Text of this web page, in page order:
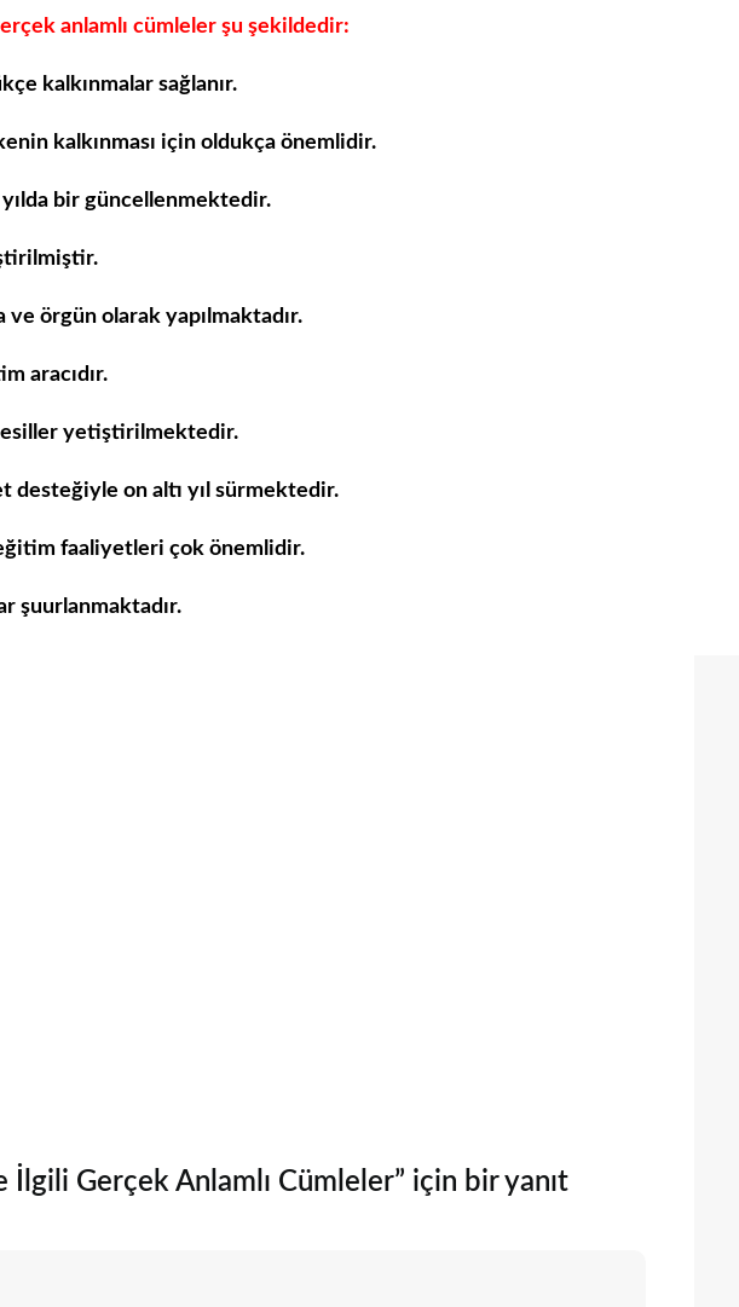
anlamlı cümleler şu şekildedir:
kalkınmalar sağlanır.
kalkınması için oldukça önemlidir.
bir güncellenmektedir.
örgün olarak yapılmaktadır.
aracıdır.
yetiştirilmektedir.
desteğiyle on altı yıl sürmektedir.
faaliyetleri çok önemlidir.
şuurlanmaktadır.
İlgili Gerçek Anlamlı Cümleler” için bir yanıt